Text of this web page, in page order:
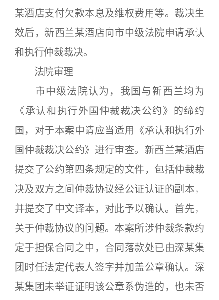
某酒店支付欠款本息及维权费用等。裁决生
效后，新西兰某酒店向市中级法院申请承认
和执行仲裁裁决。
法院审理
市中级法院认为，我国与新西兰均为
《承认和执行外国仲裁裁决公约》的缔约
国，对于本案申请应当适用《承认和执行外
国仲裁裁决公约》进行审查。新西兰某酒店
提交了公约第四条规定的文件，包括仲裁裁
决及双方之间仲裁协议经公证认证的副本，
并提交了中文译本，对此予以确认。首先，
关于仲裁协议的问题。本案所涉仲裁条款约
定于担保合同之中，合同落款处已由深某集
团时任法定代表人签字并加盖公章确认。深
某集团未举证证明该公章系伪造的，也未否